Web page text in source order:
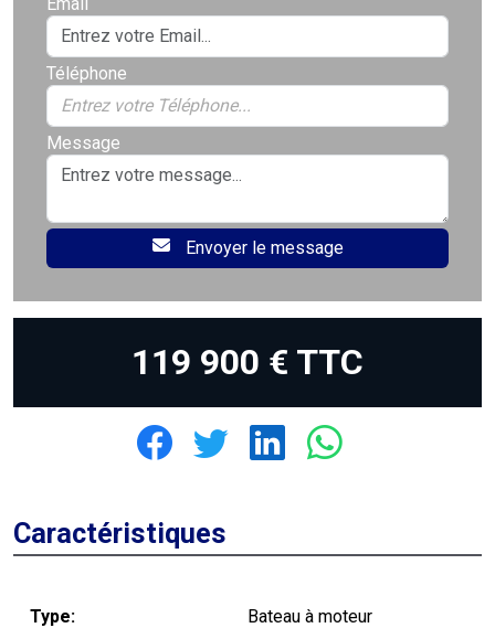
Téléphone
Message
Envoyer le message
119 900 € TTC
Caractéristiques
Type Bateau à moteur